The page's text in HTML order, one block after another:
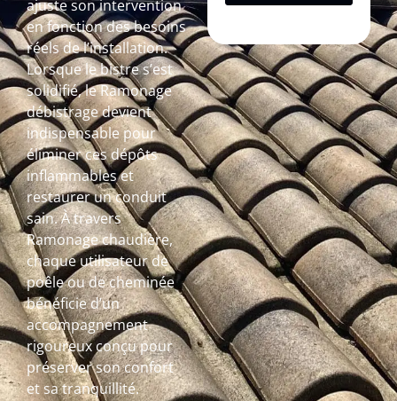
ajuste son intervention
en fonction des besoins
réels de l’installation.
Lorsque le bistre s’est
solidifié, le Ramonage
débistrage devient
indispensable pour
éliminer ces dépôts
inflammables et
restaurer un conduit
sain. À travers
Ramonage chaudière,
chaque utilisateur de
poêle ou de cheminée
bénéficie d’un
accompagnement
rigoureux conçu pour
préserver son confort
et sa tranquillité.